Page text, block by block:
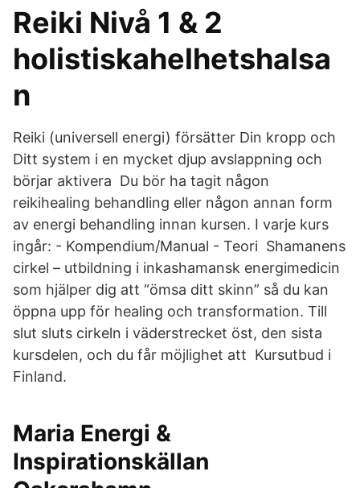
Reiki Nivå 1 & 2
holistiskahelhetshalsa
n
Reiki (universell energi) försätter Din kropp och
Ditt system i en mycket djup avslappning och
börjar aktivera Du bör ha tagit någon
reikihealing behandling eller någon annan form
av energi behandling innan kursen. I varje kurs
ingår: - Kompendium/Manual - Teori Shamanens
cirkel – utbildning i inkashamansk energimedicin
som hjälper dig att “ömsa ditt skinn” så du kan
öppna upp för healing och transformation. Till
slut sluts cirkeln i väderstrecket öst, den sista
kursdelen, och du får möjlighet att Kursutbud i
Finland.
Maria Energi &
Inspirationskällan